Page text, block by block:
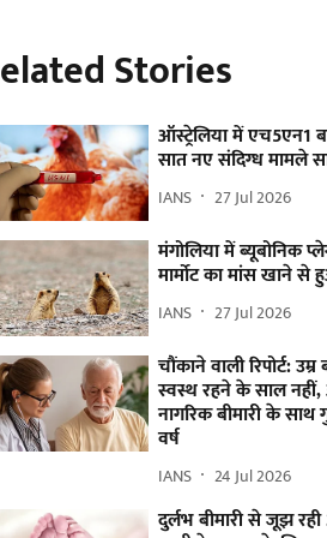
Stories
ऑस्ट्रेलिया में एच5एन1
सात नए संदिग्ध मामले
IANS 27 Jul 2026
मंगोलिया में ब्यूबोनिक
मार्मोट का मांस खाने
IANS 27 Jul 2026
चौंकाने वाली रिपोर्ट:
स्वस्थ रहने के साल नहीं,
नागरिक बीमारी के साथ
वर्ष
IANS 24 Jul 2026
दुर्लभ बीमारी से जूझ